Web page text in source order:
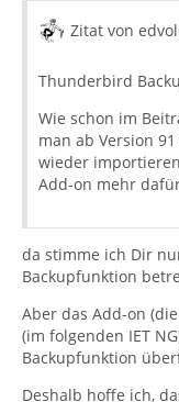
Zitat von
Thunderbird
Wie schon im
man ab Version
wieder
Add-on mehr
da stimme ich Dir
Backupfunktion
Aber das Add-on
(im folgenden IET
Backupfunktion
Deshalb hoffe ich,